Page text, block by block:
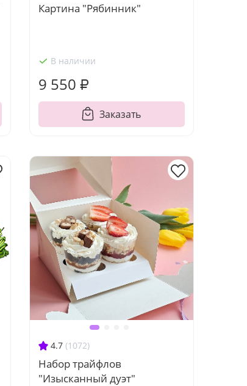
Картина "Рябинник"
В наличии
9 550 ₽
Заказать
4.7 (1072)
Набор трайфлов
"Изысканный дуэт"